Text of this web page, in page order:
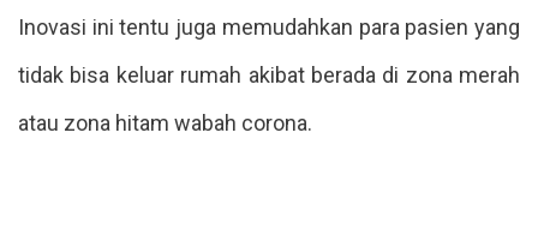
Inovasi ini tentu juga memudahkan para pasien yang
tidak bisa keluar rumah akibat berada di zona merah
atau zona hitam wabah corona.